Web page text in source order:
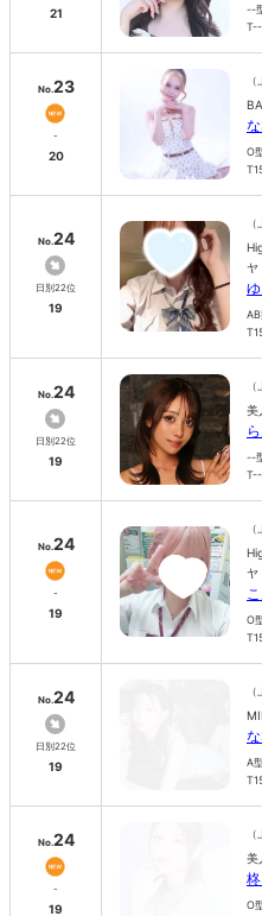
21
--
No.23
-
20
O
No.24
日別22位
19
ヤ
No.24
日別22位
19
美
--
No.24
-
19
ヤ
O
No.24
日別22位
19
A
No.24
-
19
美
O